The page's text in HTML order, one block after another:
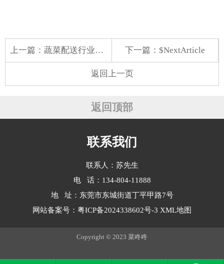
上一篇： 蔬菜配送行业的多元图景：从企业食堂到预制菜的探索 下一篇：$NextArticle
返回上一页
返回顶部
联系我们
联系人：苏先生
电 话：134-804-11888
地 址：东莞市东城街道丁平甲路7号
网站备案号： 粤ICP备2024338602号-3 XML地图
Copyright © 2023 菜咚咚